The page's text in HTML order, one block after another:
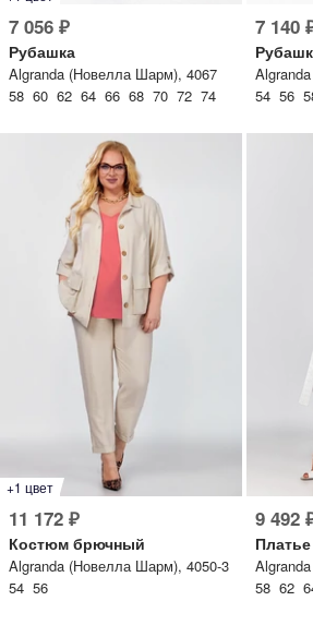
RUB
7 056 ₽
Рубашка
Algranda (Новелла Шарм), 4067
58 60 62 64 66 68 70 72 74
7 140
54 56
+1 цвет
11 172 ₽
Костюм брючный
Algranda (Новелла Шарм), 4050-3
54 56
9 492
Платье
58 62